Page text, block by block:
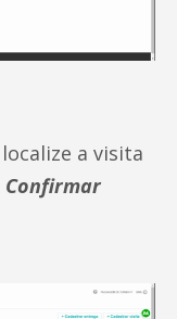
localize a visita
Confirmar